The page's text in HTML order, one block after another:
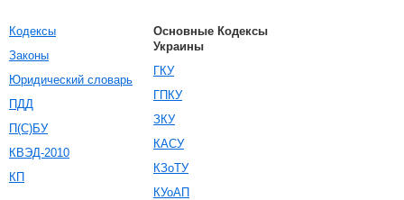
Кодексы
Законы
Юридический словарь
ПДД
П(С)БУ
КВЭД-2010
КП
Основные Кодексы
Украины
ГКУ
ГПКУ
ЗКУ
КАСУ
КЗоТУ
КУоАП